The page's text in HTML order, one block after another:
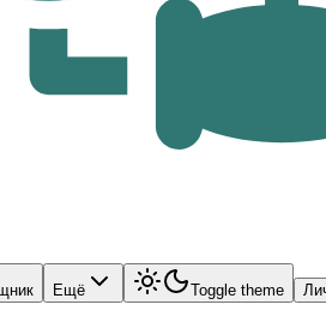
Ещё Toggle theme